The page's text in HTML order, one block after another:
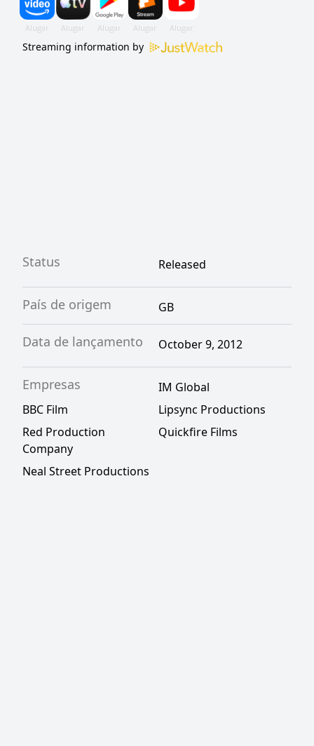
Streaming information by
Status Released
País de origem GB
Data de lançamento October 9, 2012
Empresas
IM Global
BBC Film
Lipsync Productions
Red Production
Company
Quickfire Films
Neal Street Productions